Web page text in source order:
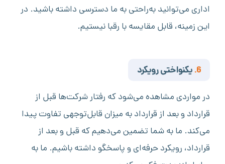
اداری می‌توانید به‌راحتی به ما دسترسی داشته باشید. در
این زمینه، قابل‌ مقایسه با رقبا نیستیم.
6. یکنواختی رویکرد
در مواردی مشاهده می‌شود که رفتار شرکت‌ها قبل از
قرارداد و بعد از قرارداد به میزان قابل‌توجهی تفاوت پیدا
می‌کند. ما به شما تضمین می‌دهیم که قبل و بعد از
قرارداد، رویکرد حرفه‌ای و پاسخگو داشته باشیم. ما به